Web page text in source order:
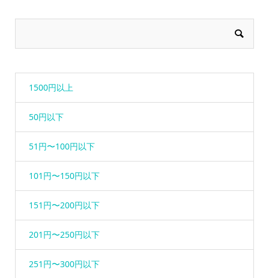
1500円以上
50円以下
51円〜100円以下
101円〜150円以下
151円〜200円以下
201円〜250円以下
251円〜300円以下